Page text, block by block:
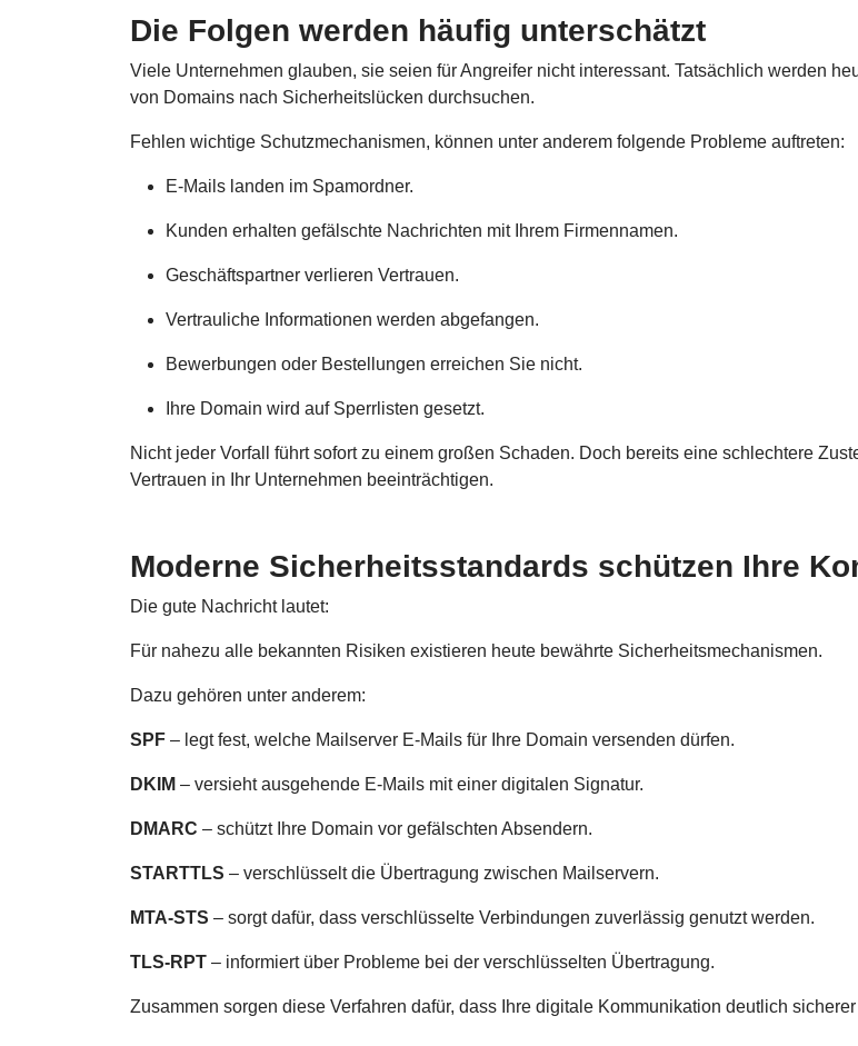
Die Folgen werden häufig unterschätzt
Viele Unternehmen glauben, sie seien für Angreifer nicht interessant. Tatsächlich werden
von Domains nach Sicherheitslücken durchsuchen.
Fehlen wichtige Schutzmechanismen, können unter anderem folgende Probleme auftreten:
E-Mails landen im Spamordner.
Kunden erhalten gefälschte Nachrichten mit Ihrem Firmennamen.
Geschäftspartner verlieren Vertrauen.
Vertrauliche Informationen werden abgefangen.
Bewerbungen oder Bestellungen erreichen Sie nicht.
Ihre Domain wird auf Sperrlisten gesetzt.
Nicht jeder Vorfall führt sofort zu einem großen Schaden. Doch bereits eine schlechtere
Vertrauen in Ihr Unternehmen beeinträchtigen.
Moderne Sicherheitsstandards schützen Ihre
Die gute Nachricht lautet:
Für nahezu alle bekannten Risiken existieren heute bewährte Sicherheitsmechanismen.
Dazu gehören unter anderem:
SPF – legt fest, welche Mailserver E-Mails für Ihre Domain versenden dürfen.
DKIM – versieht ausgehende E-Mails mit einer digitalen Signatur.
DMARC – schützt Ihre Domain vor gefälschten Absendern.
STARTTLS – verschlüsselt die Übertragung zwischen Mailservern.
MTA-STS – sorgt dafür, dass verschlüsselte Verbindungen zuverlässig genutzt werden.
TLS-RPT – informiert über Probleme bei der verschlüsselten Übertragung.
Zusammen sorgen diese Verfahren dafür, dass Ihre digitale Kommunikation deutlich